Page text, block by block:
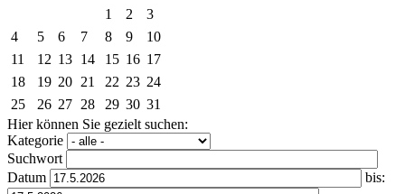
1
2
3
4
5 6 7 8 9
10
11
12 13 14 15 16 17
18
19 20 21 22 23 24
25
26 27 28 29 30 31
Hier können Sie gezielt suchen:
Kategorie
Suchwort
Datum
bis: